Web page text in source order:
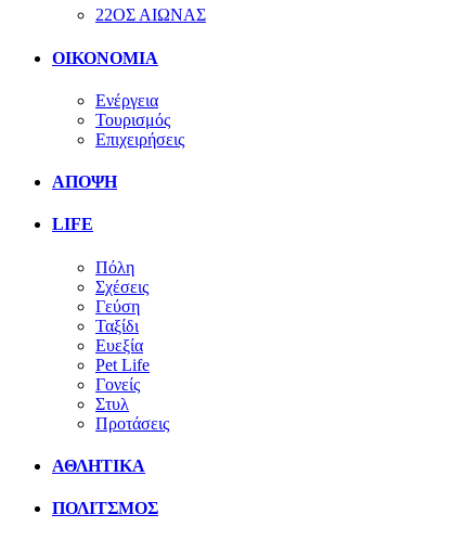
22ΟΣ ΑΙΩΝΑΣ
ΟΙΚΟΝΟΜΙΑ
Ενέργεια
Τουρισμός
Επιχειρήσεις
ΑΠΟΨΗ
LIFE
Πόλη
Σχέσεις
Γεύση
Ταξίδι
Ευεξία
Pet Life
Γονείς
Στυλ
Προτάσεις
ΑΘΛΗΤΙΚΑ
ΠΟΛΙΤΣΜΟΣ